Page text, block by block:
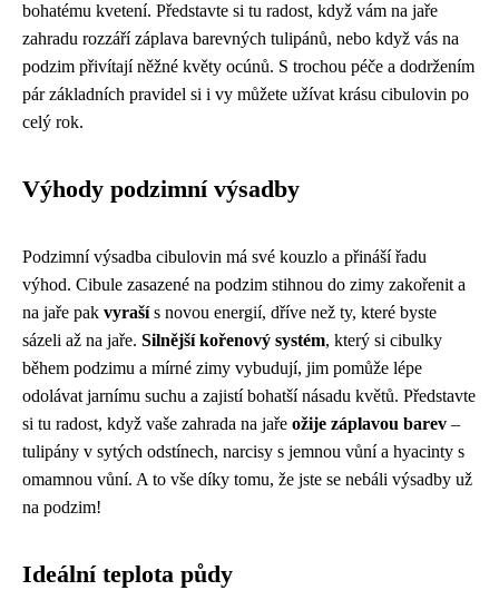
bohatému kvetení. Představte si tu radost, když vám na jaře
zahradu rozzáří záplava barevných tulipánů, nebo když vás na
podzim přivítají něžné květy ocúnů. S trochou péče a dodržením
pár základních pravidel si i vy můžete užívat krásu cibulovin po
celý rok.
Výhody podzimní výsadby
Podzimní výsadba cibulovin má své kouzlo a přináší řadu
výhod. Cibule zasazené na podzim stihnou do zimy zakořenit a
na jaře pak vyrašís novou energií, dříve než ty, které byste
sázeli až na jaře. Silnější kořenový systém, který si cibulky
během podzimu a mírné zimy vybudují, jim pomůže lépe
odolávat jarnímu suchu a zajistí bohatší násadu květů. Představte
si tu radost, když vaše zahrada na jaře ožije záplavou barev –
tulipány v sytých odstínech, narcisy s jemnou vůní a hyacinty s
omamnou vůní. A to vše díky tomu, že jste se nebáli výsadby už
na podzim!
Ideální teplota půdy